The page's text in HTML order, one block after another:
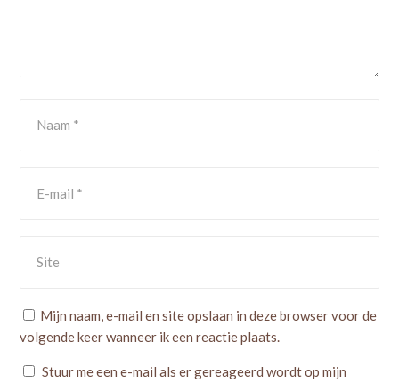
Mijn naam, e-mail en site opslaan in deze browser voor de
volgende keer wanneer ik een reactie plaats.
Stuur me een e-mail als er gereageerd wordt op mijn